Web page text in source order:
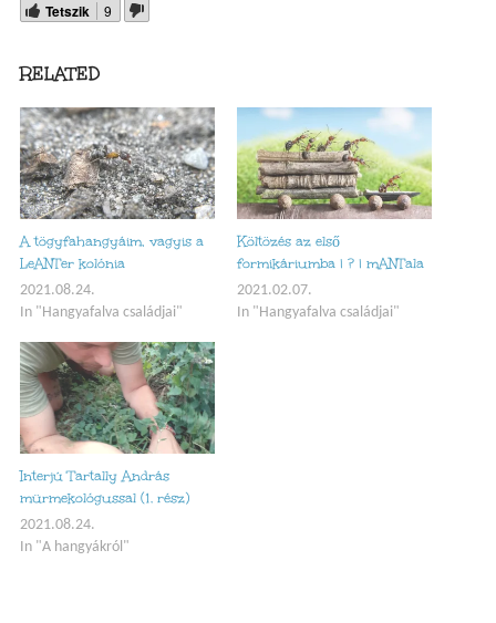
Tetszik 9
RELATED
A tögyfahangyáim, vagyis a
LeANTer kolónia
2021.08.24.
In "Hangyafalva családjai"
Költözés az első
formikáriumba | ? | mANTala
2021.02.07.
In "Hangyafalva családjai"
Interjú Tartally András
mürmekológussal (1. rész)
2021.08.24.
In "A hangyákról"